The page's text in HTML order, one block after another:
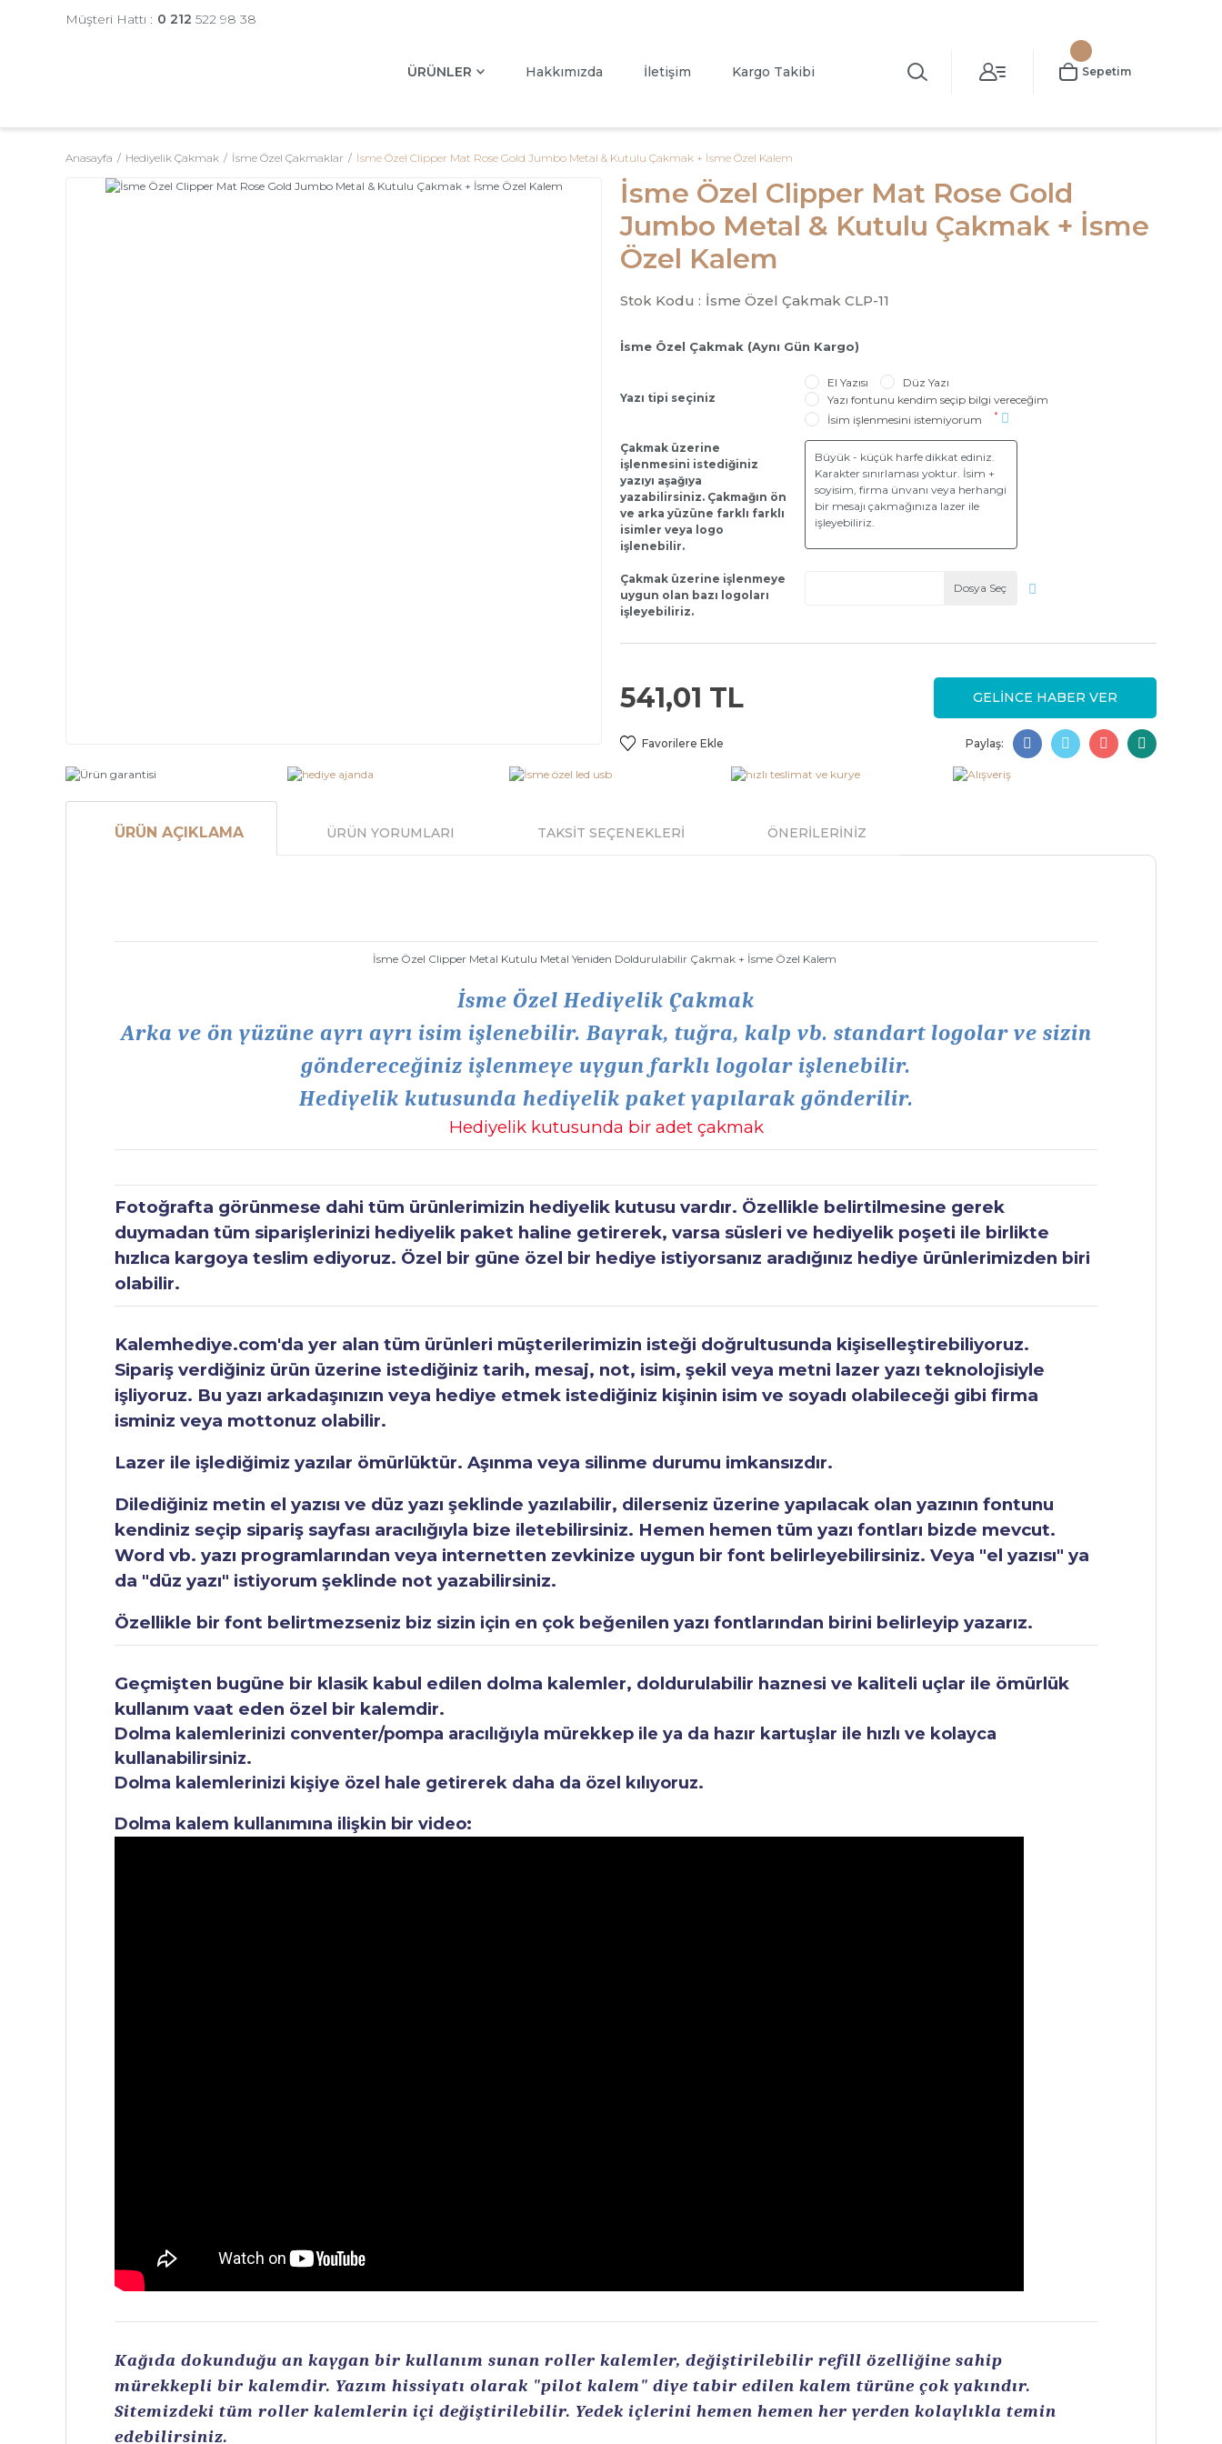
Müşteri Hattı : 0 212 522 98 38
ÜRÜNLER Hakkımızda İletişim Kargo Takibi Sepetim
Anasayfa Hediyelik Çakmak İsme Özel Çakmaklar İsme Özel Clipper Mat Rose Gold Jumbo Metal & Kutulu Çakmak + İsme Özel Kalem
İsme Özel Clipper Mat Rose Gold
Jumbo Metal & Kutulu Çakmak + İsme
Özel Kalem
Stok Kodu : İsme Özel Çakmak CLP-11
İsme Özel Çakmak (Aynı Gün Kargo)
Yazı tipi seçiniz
El Yazısı
Düz Yazı
Yazı fontunu kendim seçip bilgi vereceğim
İsim işlenmesini istemiyorum
*
Çakmak üzerine
işlenmesini istediğiniz
yazıyı aşağıya
yazabilirsiniz. Çakmağın ön
ve arka yüzüne farklı farklı
isimler veya logo
işlenebilir.
Çakmak üzerine işlenmeye
uygun olan bazı logoları
işleyebiliriz.
Dosya Seç
541,01 TL GELİNCE HABER VER
Paylaş:
ÜRÜN AÇIKLAMA ÜRÜN YORUMLARI TAKSİT SEÇENEKLERİ ÖNERİLERİNİZ
İsme Özel Clipper Metal Kutulu Metal Yeniden Doldurulabilir Çakmak + İsme Özel Kalem
İsme Özel Hediyelik Çakmak
Arka ve ön yüzüne ayrı ayrı isim işlenebilir. Bayrak, tuğra, kalp vb. standart logolar ve sizin
göndereceğiniz işlenmeye uygun farklı logolar işlenebilir.
Hediyelik kutusunda hediyelik paket yapılarak gönderilir.
Hediyelik kutusunda bir adet çakmak
Fotoğrafta görünmese dahi tüm ürünlerimizin hediyelik kutusu vardır. Özellikle belirtilmesine gerek
duymadan tüm siparişlerinizi hediyelik paket haline getirerek, varsa süsleri ve hediyelik poşeti ile birlikte
hızlıca kargoya teslim ediyoruz. Özel bir güne özel bir hediye istiyorsanız aradığınız hediye ürünlerimizden biri
olabilir.
Kalemhediye.com'da yer alan tüm ürünleri müşterilerimizin isteği doğrultusunda kişiselleştirebiliyoruz.
Sipariş verdiğiniz ürün üzerine istediğiniz tarih, mesaj, not, isim, şekil veya metni lazer yazı teknolojisiyle
işliyoruz. Bu yazı arkadaşınızın veya hediye etmek istediğiniz kişinin isim ve soyadı olabileceği gibi firma
isminiz veya mottonuz olabilir.
Lazer ile işlediğimiz yazılar ömürlüktür. Aşınma veya silinme durumu imkansızdır.
Dilediğiniz metin el yazısı ve düz yazı şeklinde yazılabilir, dilerseniz üzerine yapılacak olan yazının fontunu
kendiniz seçip sipariş sayfası aracılığıyla bize iletebilirsiniz. Hemen hemen tüm yazı fontları bizde mevcut.
Word vb. yazı programlarından veya internetten zevkinize uygun bir font belirleyebilirsiniz. Veya "el yazısı" ya
da "düz yazı" istiyorum şeklinde not yazabilirsiniz.
Özellikle bir font belirtmezseniz biz sizin için en çok beğenilen yazı fontlarından birini belirleyip yazarız.
Geçmişten bugüne bir klasik kabul edilen dolma kalemler, doldurulabilir haznesi ve kaliteli uçlar ile ömürlük
kullanım vaat eden özel bir kalemdir.
Dolma kalemlerinizi conventer/pompa aracılığıyla mürekkep ile ya da hazır kartuşlar ile hızlı ve kolayca
kullanabilirsiniz.
Dolma kalemlerinizi kişiye özel hale getirerek daha da özel kılıyoruz.
Dolma kalem kullanımına ilişkin bir video:
Kağıda dokunduğu an kaygan bir kullanım sunan roller kalemler, değiştirilebilir refill özelliğine sahip
mürekkepli bir kalemdir. Yazım hissiyatı olarak "pilot kalem" diye tabir edilen kalem türüne çok yakındır.
Sitemizdeki tüm roller kalemlerin içi değiştirilebilir. Yedek içlerini hemen hemen her yerden kolaylıkla temin
edebilirsiniz.